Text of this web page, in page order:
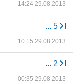
14:24 29.08.2013
... 5
10:15 29.08.2013
... 2
00:35 29.08.2013